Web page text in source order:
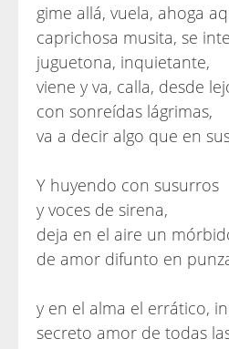
gime allá, vuela, ahoga
caprichosa musita, se
juguetona, inquietante,
viene y va, calla, desde
con sonreídas lágrimas,
va a decir algo que en
Y huyendo con susurros
y voces de sirena,
deja en el aire un
de amor difunto en
y en el alma el errático,
secreto amor de todas